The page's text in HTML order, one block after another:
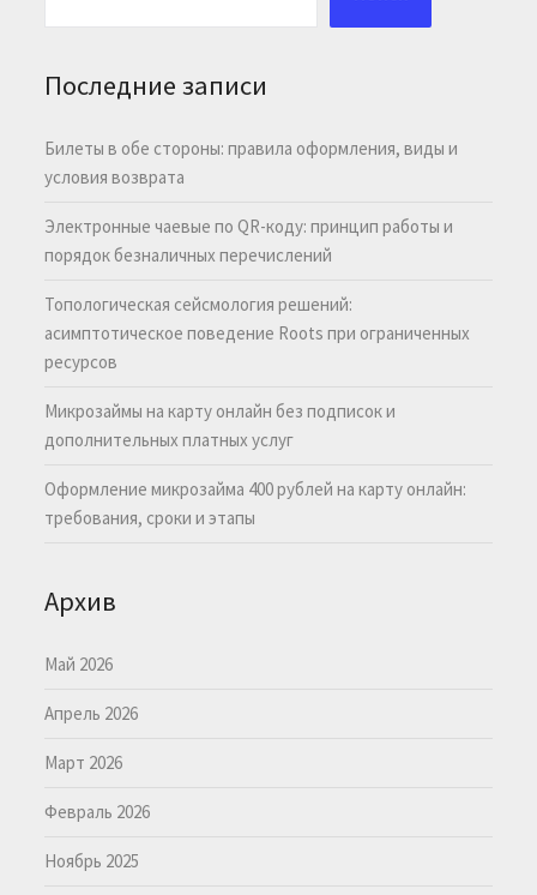
Последние записи
Билеты в обе стороны: правила оформления, виды и
условия возврата
Электронные чаевые по QR-коду: принцип работы и
порядок безналичных перечислений
Топологическая сейсмология решений:
асимптотическое поведение Roots при ограниченных
ресурсов
Микрозаймы на карту онлайн без подписок и
дополнительных платных услуг
Оформление микрозайма 400 рублей на карту онлайн:
требования, сроки и этапы
Архив
Май 2026
Апрель 2026
Март 2026
Февраль 2026
Ноябрь 2025